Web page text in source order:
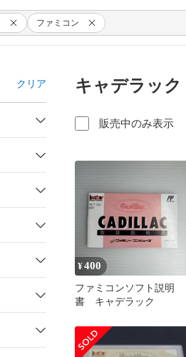
ファミコン
クリア キャデラッ
販売中のみ表示
¥400
ファミコンソフト説明
書 キャデラック